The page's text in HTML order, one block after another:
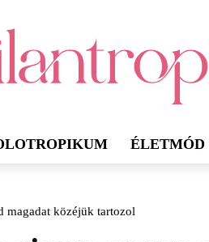
ÉLETMÓD
magadat közéjük tartozol